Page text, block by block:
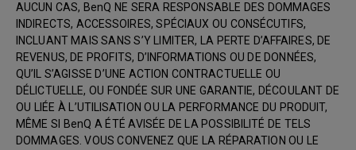
AUCUN CAS, BenQ NE SERA RESPONSABLE DES DOMMAGES
INDIRECTS, ACCESSOIRES, SPÉCIAUX OU CONSÉCUTIFS,
INCLUANT MAIS SANS S’Y LIMITER, LA PERTE D’AFFAIRES, DE
REVENUS, DE PROFITS, D’INFORMATIONS OU DE DONNÉES,
QU’IL S’AGISSE D’UNE ACTION CONTRACTUELLE OU
DÉLICTUELLE, OU FONDÉE SUR UNE GARANTIE, DÉCOULANT DE
OU LIÉE À L’UTILISATION OU LA PERFORMANCE DU PRODUIT,
MÊME SI BenQ A ÉTÉ AVISÉE DE LA POSSIBILITÉ DE TELS
DOMMAGES. VOUS CONVENEZ QUE LA RÉPARATION OU LE